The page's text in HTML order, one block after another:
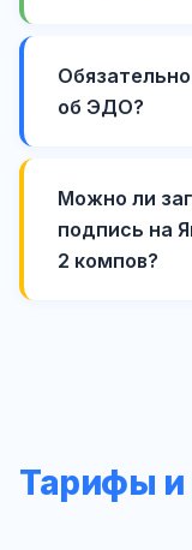
об ЭДО?
Можно ли
подпись на
2 компов?
Тарифы и